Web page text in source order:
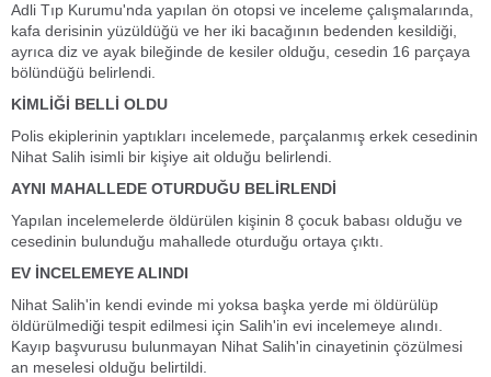
Adli Tıp Kurumu'nda yapılan ön otopsi ve inceleme çalışmalarında,
kafa derisinin yüzüldüğü ve her iki bacağının bedenden kesildiği,
ayrıca diz ve ayak bileğinde de kesiler olduğu, cesedin 16 parçaya
bölündüğü belirlendi.
KİMLİĞİ BELLİ OLDU
Polis ekiplerinin yaptıkları incelemede, parçalanmış erkek cesedinin
Nihat Salih isimli bir kişiye ait olduğu belirlendi.
AYNI MAHALLEDE OTURDUĞU BELİRLENDİ
Yapılan incelemelerde öldürülen kişinin 8 çocuk babası olduğu ve
cesedinin bulunduğu mahallede oturduğu ortaya çıktı.
EV İNCELEMEYE ALINDI
Nihat Salih'in kendi evinde mi yoksa başka yerde mi öldürülüp
öldürülmediği tespit edilmesi için Salih'in evi incelemeye alındı.
Kayıp başvurusu bulunmayan Nihat Salih'in cinayetinin çözülmesi
an meselesi olduğu belirtildi.